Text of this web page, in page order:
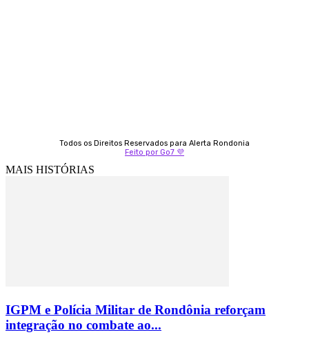
Todos os Direitos Reservados para Alerta Rondonia
Feito por Go7 💜
MAIS HISTÓRIAS
IGPM e Polícia Militar de Rondônia reforçam
integração no combate ao...